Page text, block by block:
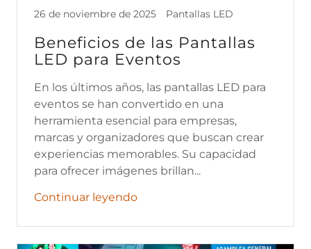
26 de noviembre de 2025 Pantallas LED
Beneficios de las Pantallas
LED para Eventos
En los últimos años, las pantallas LED para
eventos se han convertido en una
herramienta esencial para empresas,
marcas y organizadores que buscan crear
experiencias memorables. Su capacidad
para ofrecer imágenes brillan...
Continuar leyendo